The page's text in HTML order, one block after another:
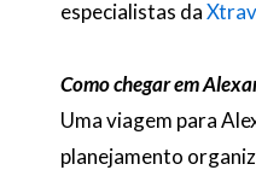
especialistas da
Como chegar em
Uma viagem para
planejamento